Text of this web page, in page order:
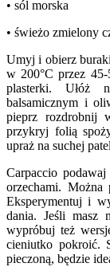
• sól morska
• świeżo zmielony
Umyj i obierz
w 200°C przez
plasterki. Ułóż
balsamicznym i
pieprz rozdrobnij
przykryj folią
upraż na suchej
Carpaccio
orzechami.
Eksperymentuj i
dania. Jeśli masz
wypróbuj też
cieniutko pokroić.
pieczoną, będzie